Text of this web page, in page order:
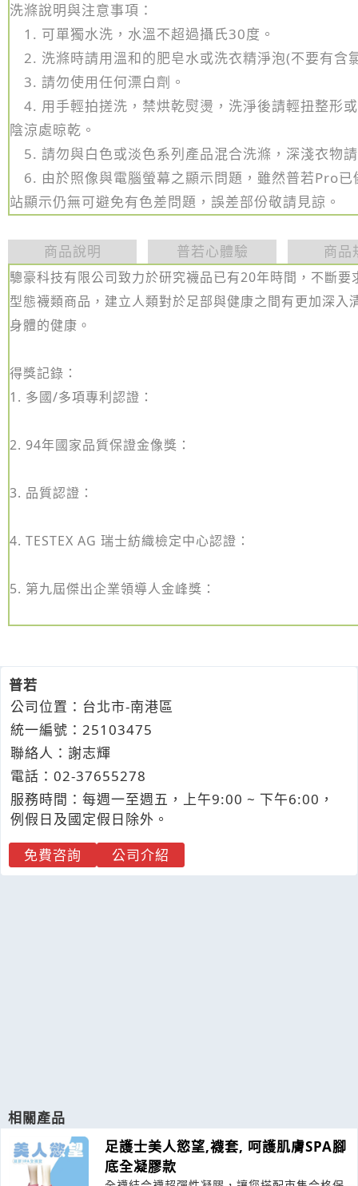
洗滌說明與注意事項：
1. 可單獨水洗，水溫不超過攝氏30度。
2. 洗滌時請用溫和的肥皂水或洗衣精淨泡(不要有含
3. 請勿使用任何漂白劑。
4. 用手輕拍搓洗，禁烘乾熨燙，洗淨後請輕扭整形
陰涼處晾乾。
5. 請勿與白色或淡色系列產品混合洗滌， 深淺衣物
6. 由於照像與電腦螢幕之顯示問題，雖然普若Pro
站顯示仍無可避免有色差問題，誤差部份敬請見諒。
商品說明 普若心體驗 商品
驄豪科技有限公司致力於研究襪品已有20年時間，不斷
型態襪類商品，建立人類對於足部與健康之間有更加深入
身體的健康。
得獎記錄：
1. 多國/多項專利認證：
2. 94年國家品質保證金像獎：
3. 品質認證：
4. TESTEX AG 瑞士紡織檢定中心認證：
5. 第九屆傑出企業領導人金峰獎：
普若
公司位置：台北市-南港區
統一編號：25103475
聯絡人：謝志輝
電話： 02-37655278
服務時間：每週一至週五，上午9:00 ~ 下午6:00，
例假日及國定假日除外。
免費咨詢
公司介紹
相關產品
足護士美人慾望,襪套, 呵護肌膚SPA腳
底全凝膠款